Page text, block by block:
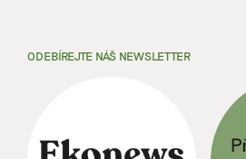
ODEBÍREJTE NÁŠ NEWSLETTER